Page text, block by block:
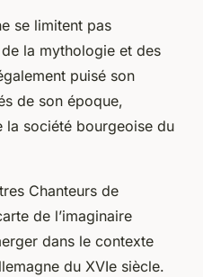
se limitent pas
la mythologie et des
puisé son
de son époque,
la société bourgeoise du
Chanteurs de
de l’imaginaire
dans le contexte
du XVIe siècle.